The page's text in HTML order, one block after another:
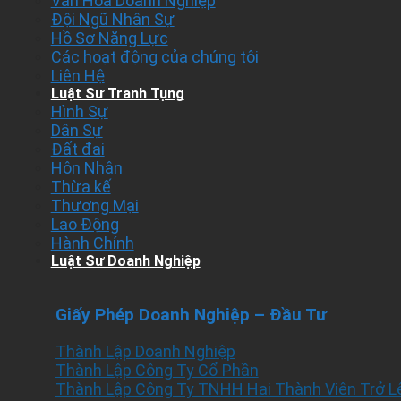
Đội Ngũ Nhân Sự
Hồ Sơ Năng Lực
Các hoạt động của chúng tôi
Liên Hệ
Luật Sư Tranh Tụng
Hình Sự
Dân Sự
Đất đai
Hôn Nhân
Thừa kế
Thương Mại
Lao Động
Hành Chính
Luật Sư Doanh Nghiệp
Giấy Phép Doanh Nghiệp – Đầu Tư
Thành Lập Doanh Nghiệp
Thành Lập Công Ty Cổ Phần
Thành Lập Công Ty TNHH Hai Thành Viên Trở